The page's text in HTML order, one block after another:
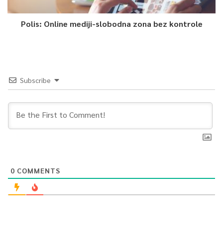
Polis: Online mediji-slobodna zona bez kontrole
Subscribe
0 COMMENTS